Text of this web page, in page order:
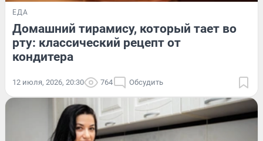
ЕДА
Домашний тирамису, который тает во
рту: классический рецепт от
кондитера
12 июля, 2026, 20:30 764 Обсудить